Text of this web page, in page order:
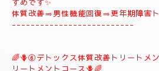
🪻🌺⑤❖♡ナチュラルトリートメント
ント致します、体質改善足つぼリフレ